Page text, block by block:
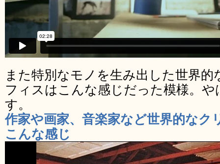
また特別なモノを生み出した世界
フィスはこんな感じだった模様。
す。
作家や画家、音楽家など世界的なク
こんな感じ